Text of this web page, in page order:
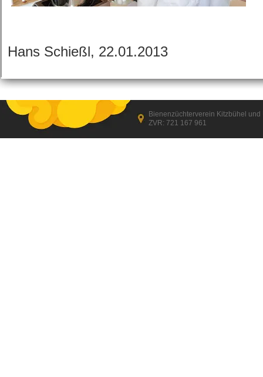
Hans Schießl, 22.01.2013
Bienenzüchterverein Kitzbühel und
ZVR: 721 167 961